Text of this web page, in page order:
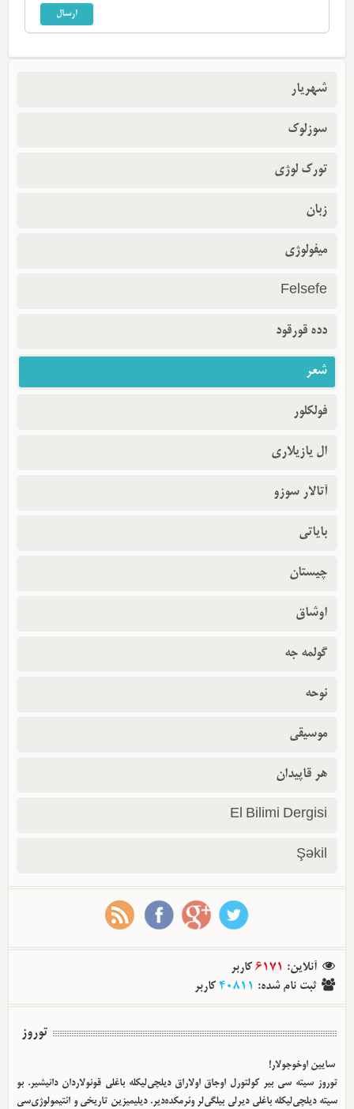
شهریار
سوزلوک
تورک لوژی
زبان
میفولوژی
Felsefe
دده قورقود
شعر
فولکلور
ال یازیلاری
آتالار سوزو
بایاتی
چیستان
اوشاق
گولمه جه
نوحه
موسیقی
هر قاپیدان
El Bilimi Dergisi
Şəkil
آنلاین:
6171 کاربر
ثبت نام شده:
40811 کاربر
توروز
سایین اوخوجولار!
توروز سیته سی بیر کولتورل اوجاق اولا‌راق دیلچی‌لیکله باغلی قونولاردان دانیشیر. بو
سیته دیلچی‌لیکله باغلی دیرلی بیلگی‌لر وئرمکده‌دیر. دیلیمیزین تاریخی و ائتیمولوژی‌سی